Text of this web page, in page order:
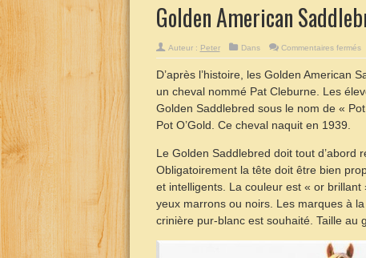
Golden American
Auteur : Peter Dans Commentaires ferméssur
D’après l’histoire, les Golden American
un cheval nommé Pat Cleburne. Les
Golden Saddlebred sous le nom de «
Pot O’Gold. Ce cheval naquit en 1939.
Le Golden Saddlebred doit tout d’abord
Obligatoirement la tête doit être bien
et intelligents. La couleur est « or
yeux marrons ou noirs. Les marques à
crinière pur-blanc est souhaité. Taille au